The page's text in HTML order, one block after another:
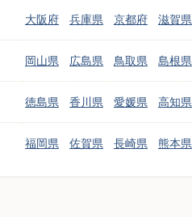
大阪府 兵庫県 京都府 滋賀県
岡山県 広島県 鳥取県 島根県
徳島県 香川県 愛媛県 高知県
福岡県 佐賀県 長崎県 熊本県